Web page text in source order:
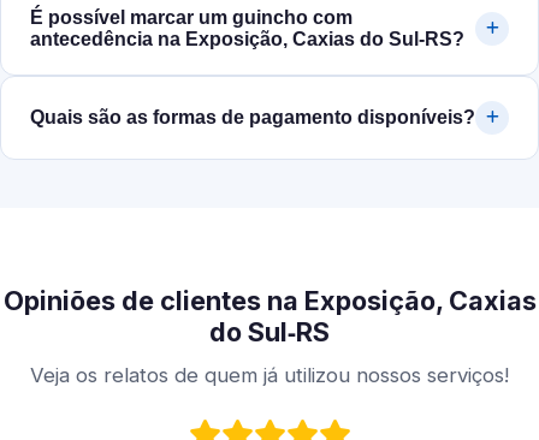
É possível marcar um guincho com
antecedência na Exposição, Caxias do Sul‑RS?
Quais são as formas de pagamento disponíveis?
Opiniões de clientes na Exposição, Caxias
do Sul‑RS
Veja os relatos de quem já utilizou nossos serviços!